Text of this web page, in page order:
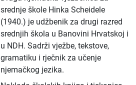
srednje škole Hinka Scheidele
(1940.) je udžbenik za drugi razred
srednjih škola u Banovini Hrvatskoj i
u NDH. Sadrži vježbe, tekstove,
gramatiku i rječnik za učenje
njemačkog jezika.